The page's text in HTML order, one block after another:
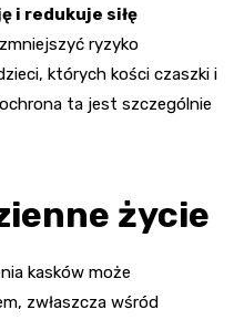
i redukuje siłę
ryzyko
których kości czaszki i
ta jest szczególnie
życie
kasków może
zwłaszcza wśród